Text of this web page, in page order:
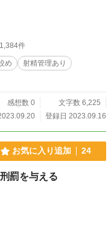
件
め
射精管理あり
感想数 0
文字数 6,225
登録日 2023.09.16
お気に入り追加 24
罰を与える